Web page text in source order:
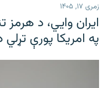
زمری ۱۷, ۱۴۰۵
ایران وایي، د هرمز
په امریکا پورې